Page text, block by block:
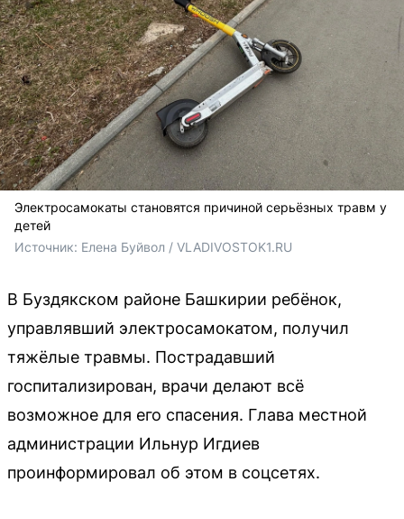
Электросамокаты становятся причиной серьёзных травм у
детей
Источник: Елена Буйвол / VLADIVOSTOK1.RU
В Буздякском районе Башкирии ребёнок,
управлявший электросамокатом, получил
тяжёлые травмы. Пострадавший
госпитализирован, врачи делают всё
возможное для его спасения. Глава местной
администрации Ильнур Игдиев
проинформировал об этом в соцсетях.